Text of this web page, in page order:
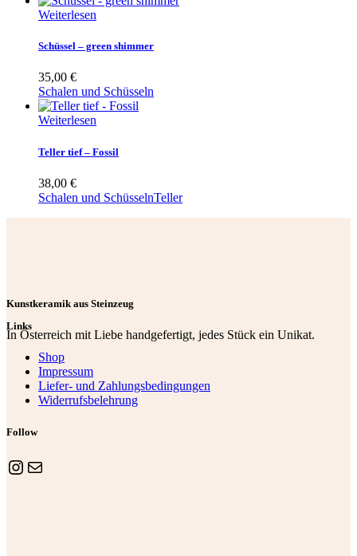
Weiterlesen
Schüssel – green shimmer
35,00 €
Schalen und Schüsseln
Weiterlesen
Teller tief – Fossil
38,00 €
Schalen und SchüsselnTeller
Kunstkeramik aus Steinzeug
In Österreich mit Liebe handgefertigt, jedes Stück ein Unikat.
Links
Shop
Impressum
Liefer- und Zahlungsbedingungen
Widerrufsbelehrung
Follow
Instagram
E-Mail